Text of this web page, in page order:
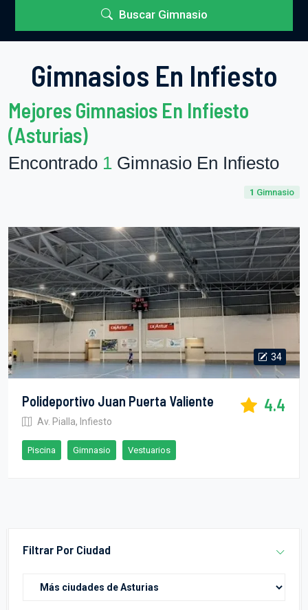
Buscar Gimnasio
Gimnasios En Infiesto
Mejores Gimnasios En Infiesto
(Asturias)
Encontrado 1 Gimnasio En Infiesto
1 Gimnasio
Filtrar Por Ciudad
34
Polideportivo Juan Puerta Valiente
Av. Pialla, Infiesto
4.4
Piscina Gimnasio Vestuarios